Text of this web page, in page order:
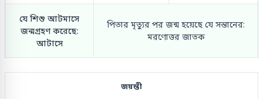
যে শিশু আটমাসে
জন্মগ্রহণ করেছে:
আটাসে
পিতার মৃত্যুর পর জন্ম হয়েছে যে সন্তানের:
মরণোত্তর জাতক
জয়ন্তী